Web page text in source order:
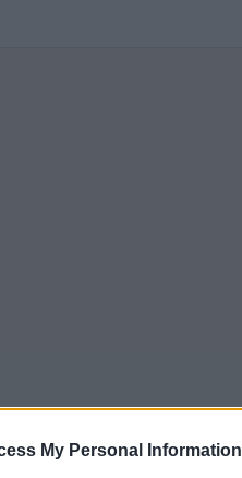
My Personal Information